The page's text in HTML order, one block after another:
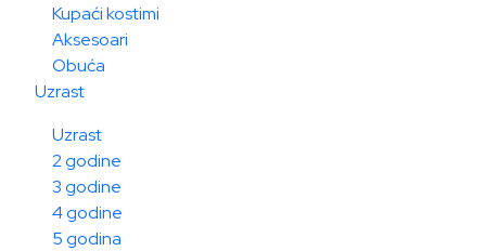
Kupaći kostimi
Aksesoari
Obuća
Uzrast
Uzrast
2 godine
3 godine
4 godine
5 godina